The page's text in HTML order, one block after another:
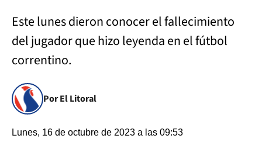
Este lunes dieron conocer el fallecimiento
del jugador que hizo leyenda en el fútbol
correntino.
Por El Litoral
Lunes, 16 de octubre de 2023 a las 09:53